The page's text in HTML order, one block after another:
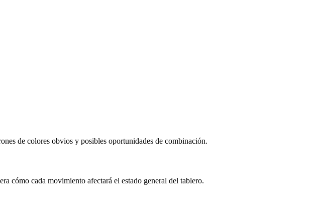
de colores obvios y posibles oportunidades de combinación.
cómo cada movimiento afectará el estado general del tablero.